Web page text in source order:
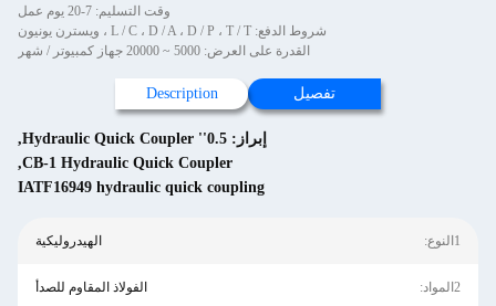
وقت التسليم: 7-20 يوم عمل
شروط الدفع: L / C ، D / A ، D / P ، T / T ، ويسترن يونيون
القدرة على العرض: 5000 ~ 20000 جهاز كمبيوتر / شهر
تفصيل Description
إبراز: 0.5'' Hydraulic Quick Coupler
,
CB-1 Hydraulic Quick Coupler
,
IATF16949 hydraulic quick coupling
1النوع: الهيدروليكية
2المواد: الفولاذ المقاوم للصدأ